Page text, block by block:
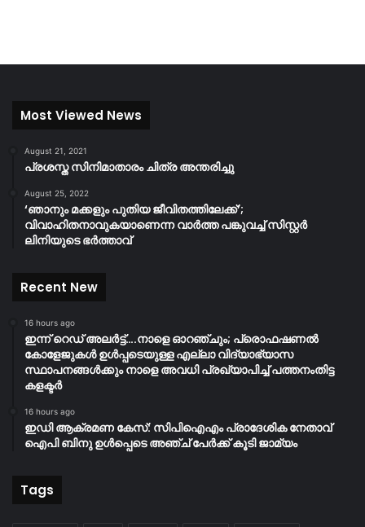
Most Viewed News
August 21, 2021
പ്രശസ്ത സിനിമാതാരം ചിത്ര അന്തരിച്ചു
August 25, 2022
‘ഞാനും മക്കളും പുതിയ ജീവിതത്തിലേക്ക്’;
വിവാഹിതനാവുകയാണെന്ന വാർത്ത പങ്കുവച്ച് സിസ്റ്റർ
ലിനിയുടെ ഭർത്താവ്
Recent New
16 hours ago
ഇന്ന് റെഡ് അലർട്ട്….നാളെ ഓറഞ്ചും; പ്രൊഫഷണൽ
കോളേജുകൾ ഉൾപ്പടെയുള്ള എല്ലാ വിദ്യാഭ്യാസ
സ്ഥാപനങ്ങൾക്കും നാളെ അവധി പ്രഖ്യാപിച്ച് പത്തനംതിട്ട
കളക്ടർ
16 hours ago
ഇഡി ആക്രമണ കേസ്: സിപിഐഎം പ്രാദേശിക നേതാവ്
ഐപി ബിനു ഉൾപ്പെടെ അഞ്ച് പേർക്ക് കൂടി ജാമ്യം
Tags